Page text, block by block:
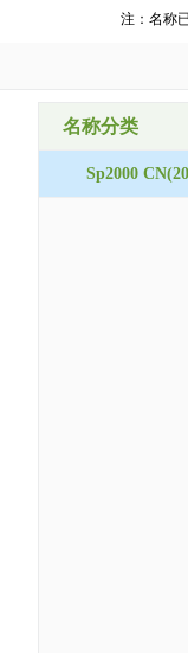
注：名称
名称分类
Sp2000